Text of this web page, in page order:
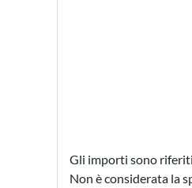
Gli importi sono riferiti
Non è considerata la